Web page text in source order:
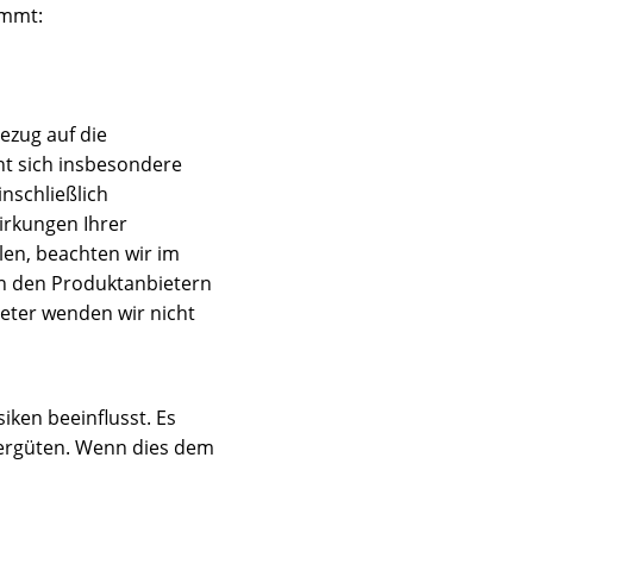
auf die
sich insbesondere
Ihrer
beachten wir im
den Produktanbietern
wenden wir nicht
beeinflusst. Es
Wenn dies dem